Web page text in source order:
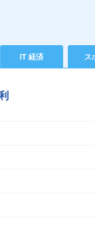
IT 経済 ス